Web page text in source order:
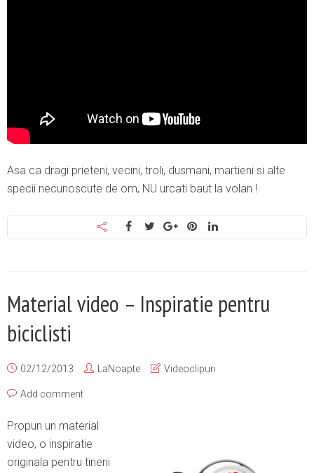
Asa ca dragi prieteni, vecini, troli, dusmani, martieni si alte
specii necunoscute de om, NU urcati baut la volan !
Material video – Inspiratie pentru
biciclisti
02/12/2013 LaNoapte Videoclipuri
Add comment
Propun un material
video, o inspiratie
originala pentru tinerii